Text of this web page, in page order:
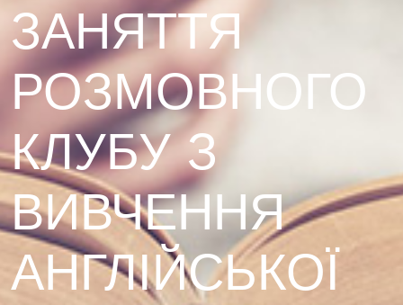
ЗАНЯТТЯ
РОЗМОВНОГО
КЛУБУ З
ВИВЧЕННЯ
АНГЛІЙСЬКОЇ